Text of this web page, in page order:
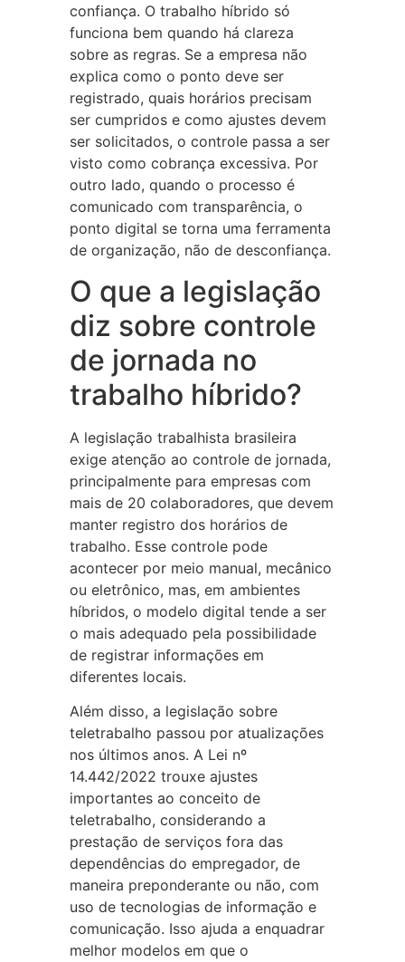
confiança. O trabalho híbrido só
funciona bem quando há clareza
sobre as regras. Se a empresa não
explica como o ponto deve ser
registrado, quais horários precisam
ser cumpridos e como ajustes devem
ser solicitados, o controle passa a ser
visto como cobrança excessiva. Por
outro lado, quando o processo é
comunicado com transparência, o
ponto digital se torna uma ferramenta
de organização, não de desconfiança.
O que a legislação
diz sobre controle
de jornada no
trabalho híbrido?
A legislação trabalhista brasileira
exige atenção ao controle de jornada,
principalmente para empresas com
mais de 20 colaboradores, que devem
manter registro dos horários de
trabalho. Esse controle pode
acontecer por meio manual, mecânico
ou eletrônico, mas, em ambientes
híbridos, o modelo digital tende a ser
o mais adequado pela possibilidade
de registrar informações em
diferentes locais.
Além disso, a legislação sobre
teletrabalho passou por atualizações
nos últimos anos. A Lei nº
14.442/2022 trouxe ajustes
importantes ao conceito de
teletrabalho, considerando a
prestação de serviços fora das
dependências do empregador, de
maneira preponderante ou não, com
uso de tecnologias de informação e
comunicação. Isso ajuda a enquadrar
melhor modelos em que o